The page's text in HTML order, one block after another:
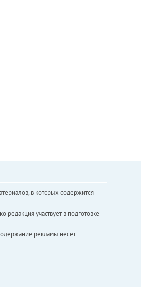
в которых содержится
редакция участвует в подготовке
рекламы несет